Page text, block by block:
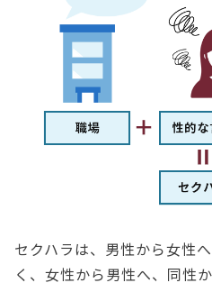
セクハラは、男性から女性
く、女性から男性へ、同性